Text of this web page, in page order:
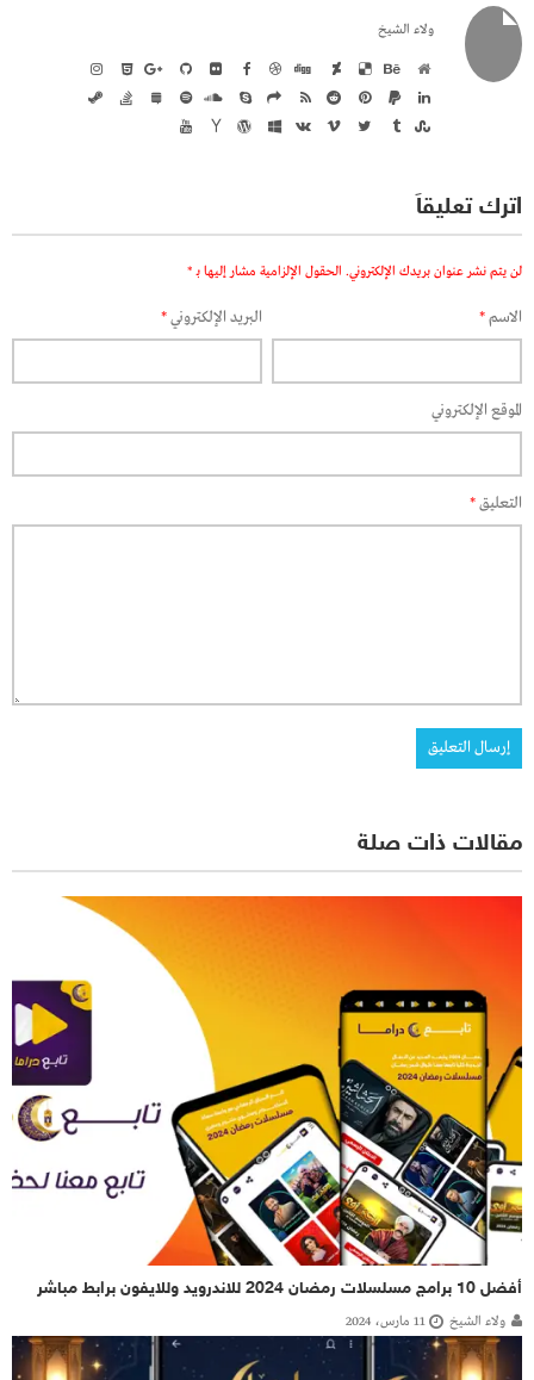
ولاء الشيخ
اترك تعليقاً
لن يتم نشر عنوان بريدك الإلكتروني. الحقول الإلزامية مشار إليها بـ *
الاسم* البريد الإلكتروني*
الموقع الإلكتروني
التعليق*
مقالات ذات صلة
أفضل 10 برامج مسلسلات رمضان 2024 للاندرويد وللايفون برابط مباشر
ولاء الشيخ 11 مارس، 2024